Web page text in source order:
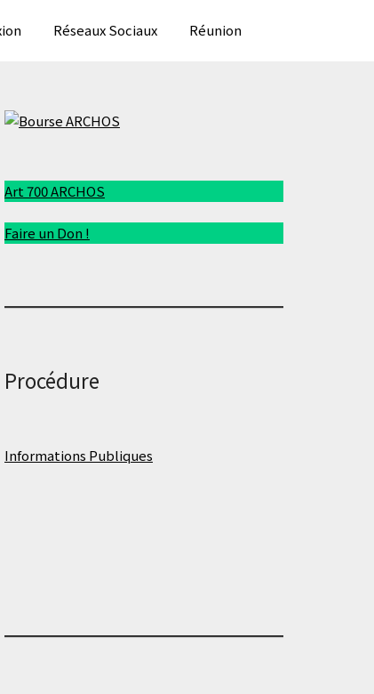
Réseaux Sociaux Réunion
Art 700 ARCHOS
Faire un Don !
Procédure
Informations Publiques